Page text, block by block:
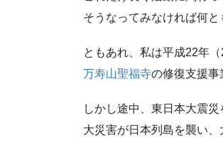
そうなってみなければ何と
ともあれ、私は平成22年（
万寿山聖福寺の修復支援事
しかし途中、東日本大震
大災害が日本列島を襲い